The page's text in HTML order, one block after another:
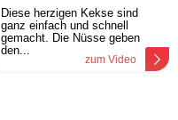
Diese herzigen Kekse sind
ganz einfach und schnell
gemacht. Die Nüsse geben
den...
zum Video